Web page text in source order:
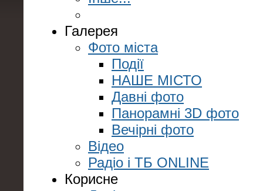
Галерея
Фото міста
Події
НАШЕ МІСТО
Давні фото
Панорамні 3D фото
Вечірні фото
Відео
Радіо і ТБ ONLINE
Корисне